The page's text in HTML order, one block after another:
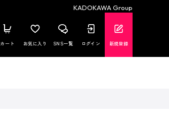
KADOKAWA Group
カート お気に入り SNS一覧 ログイン 新規登録